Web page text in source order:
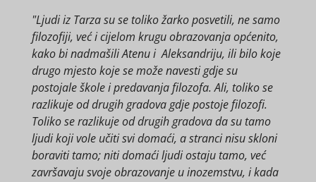
"Ljudi iz Tarza su se toliko žarko posvetili, ne samo
filozofiji, već i cijelom krugu obrazovanja općenito,
kako bi nadmašili Atenu i Aleksandriju, ili bilo koje
drugo mjesto koje se može navesti gdje su
postojale škole i predavanja filozofa. Ali, toliko se
razlikuje od drugih gradova gdje postoje filozofi.
Toliko se razlikuje od drugih gradova da su tamo
ljudi koji vole učiti svi domaći, a stranci nisu skloni
boraviti tamo; niti domaći ljudi ostaju tamo, već
završavaju svoje obrazovanje u inozemstvu, i kada